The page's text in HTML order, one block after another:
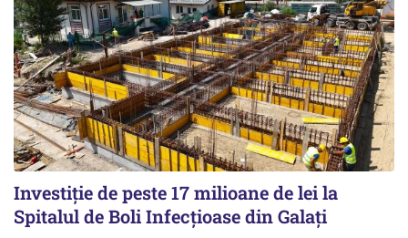
Investiție de peste 17 milioane de lei la
Spitalul de Boli Infecțioase din Galați